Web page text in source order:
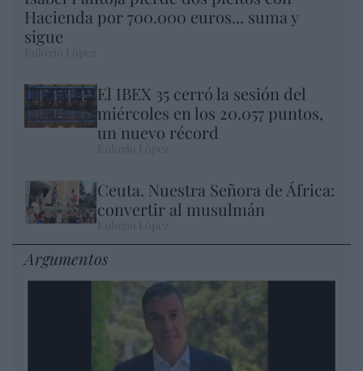
Hacienda por 700.000 euros... suma y
sigue
El IBEX 35 cerró la sesión del
miércoles en los 20.057 puntos,
un nuevo récord
Ceuta. Nuestra Señora de África:
convertir al musulmán
Argumentos